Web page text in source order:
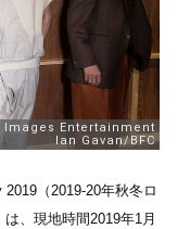
2019（2019-20年秋冬ロ
、現地時間2019年1月